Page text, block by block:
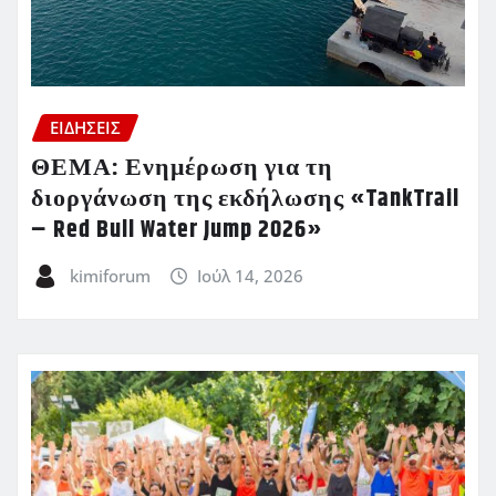
ΕΙΔΗΣΕΙΣ
ΘΕΜΑ: Ενημέρωση για τη
διοργάνωση της εκδήλωσης «TankTrail
– Red Bull Water Jump 2026»
kimiforum Ιούλ 14, 2026